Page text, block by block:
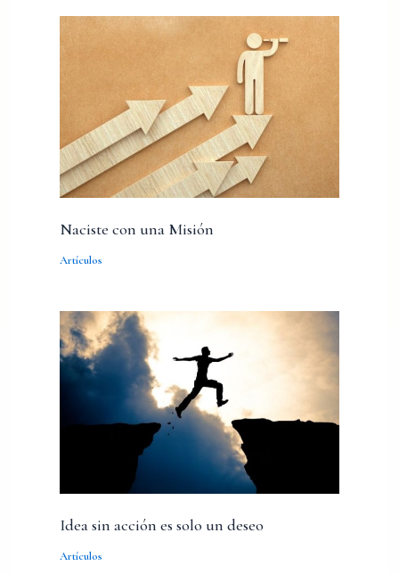
Naciste con una Misión
Artículos
Idea sin acción es solo un deseo
Artículos